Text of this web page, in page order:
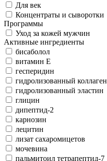
Для век
Концентраты и сыворотки
Программы
Уход за кожей мужчин
Активные ингредиенты
бисаболол
витамин Е
гесперидин
гидролизованный коллаген
гидролизованный эластин
глицин
дипептид-2
карнозин
лецитин
лизат сахаромицетов
мочевина
пальмитоил тетрапептид-7